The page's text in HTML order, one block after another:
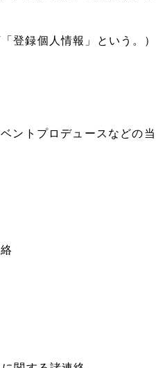
登録個人情報」という。）
ントプロデュースなどの当